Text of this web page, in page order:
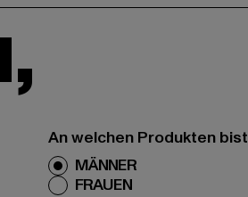
An welchen Produkten
MÄNNER
FRAUEN